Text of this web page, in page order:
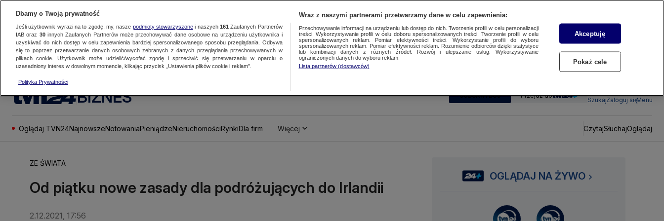
BIZNES SUBSKRYBUJ Przejdź do
SzukajZaloguj sięMenu
Oglądaj TVN24NajnowszeNotowaniaPieniądzeNieruchomościRynkiDla firm Więcej CzytajSłuchajOglądaj
ZE ŚWIATA
Od piątku nowe zasady dla podróżujących do Irlandii
2.12.2021, 17:56
OGLĄDAJ NA ŻYWO
Dbamy o Twoją prywatność
Jeśli użytkownik wyrazi na to zgodę, my, nasze podmioty stowarzyszonei naszych 161 Zaufanych Partnerów
IAB oraz 30innych Zaufanych Partnerów może przechowywać dane osobowe na urządzeniu użytkownika i
uzyskiwać do nich dostęp w celu zapewnienia bardziej spersonalizowanego sposobu przeglądania. Odbywa
się to poprzez przetwarzanie danych osobowych zebranych z danych przeglądania przechowywanych w
plikach cookie. Użytkownik może udzielić/wycofać zgodę i sprzeciwić się przetwarzaniu w oparciu o
uzasadniony interes w dowolnym momencie, klikając przycisk „Ustawienia plików cookie i reklam”.
Polityka Prywatności
Wraz z naszymi partnerami przetwarzamy dane w celu zapewnienia:
Przechowywanie informacji na urządzeniu lub dostęp do nich. Tworzenie profili w celu personalizacji
treści. Wykorzystywanie profili w celu doboru spersonalizowanych treści. Tworzenie profili w celu
spersonalizowanych reklam. Pomiar efektywności treści. Wykorzystanie profili do wyboru
spersonalizowanych reklam. Pomiar efektywności reklam. Rozumienie odbiorców dzięki statystyce
lub kombinacji danych z różnych źródeł. Rozwój i ulepszanie usług. Wykorzystywanie
ograniczonych danych do wyboru reklam.
Lista partnerów (dostawców)
Akceptuję
Pokaż cele